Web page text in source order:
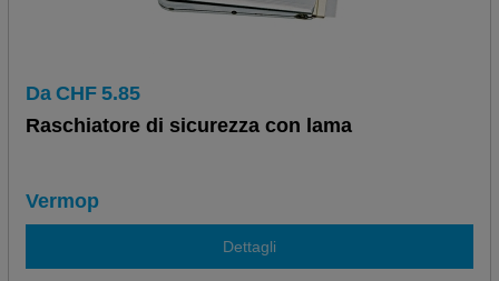
Da CHF 5.85
Raschiatore di sicurezza con lama
Vermop
Dettagli